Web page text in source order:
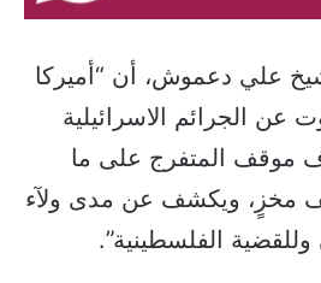
علي دعموش، أن “أميركا
الجرائم الاسرائيلية
موقف المتفرج على ما
مخزٍ، ويكشف عن مدى ولآء
الفلسطينية”.